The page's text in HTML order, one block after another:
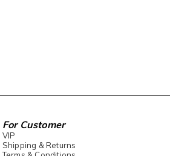
For Customer
VIP
Shipping & Returns